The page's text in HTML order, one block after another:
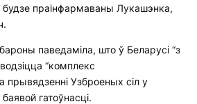
будзе праінфармаваны Лукашэнка,
паведаміла, што ў Беларусі “з
“комплекс
прывядзенні Узброеных сіл у
гатоўнасці.